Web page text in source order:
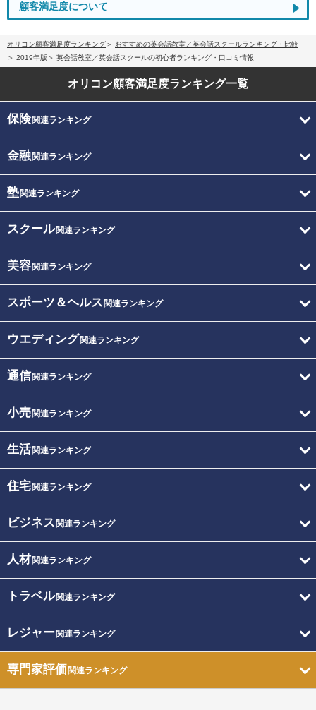
顧客満足度について
オリコン顧客満足度ランキング
おすすめの英会話教室／英会話スクールランキング・比較
2019年版
英会話教室／英会話スクールの初心者ランキング・口コミ情報
オリコン顧客満足度ランキング一覧
保険関連ランキング
金融関連ランキング
塾関連ランキング
スクール関連ランキング
美容関連ランキング
スポーツ＆ヘルス 関連ランキング
ウエディング関連ランキング
通信関連ランキング
小売関連ランキング
生活関連ランキング
住宅関連ランキング
ビジネス 関連ランキング
人材関連ランキング
トラベル関連ランキング
レジャー関連ランキング
専門家評価関連ランキング